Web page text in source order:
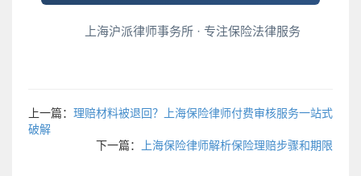
上海沪派律师事务所 · 专注保险法律服务
上一篇： 理赔材料被退回？上海保险律师付费审核服务一站式
破解
下一篇：
上海保险律师解析保险理赔步骤和期限